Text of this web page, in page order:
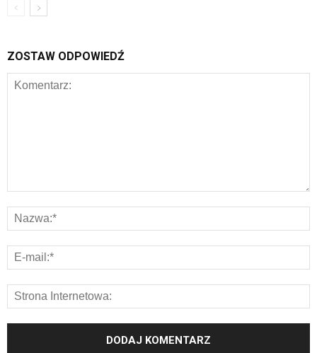
ZOSTAW ODPOWIEDŹ